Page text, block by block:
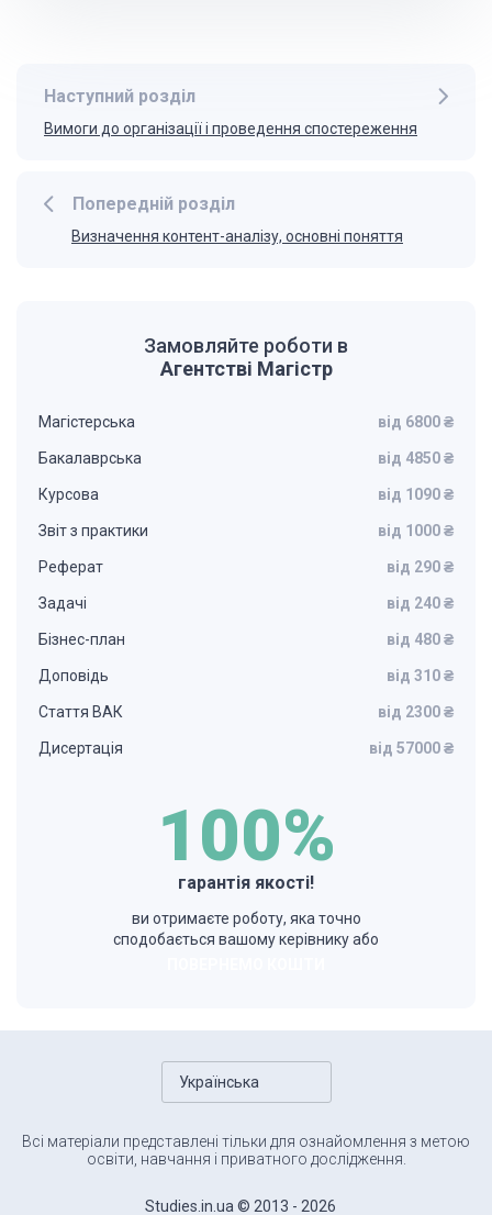
Попередній розділ
Визначення контент-аналізу, основні поняття
Наступний розділ
Вимоги до організації і проведення спостереження
Замовляйте роботи в
Агентстві Магістр
Магістерська від 6800 ₴
Бакалаврська від 4850 ₴
Курсова від 1090 ₴
Звіт з практики від 1000 ₴
Реферат від 290 ₴
Задачі від 240 ₴
Бізнес-план від 480 ₴
Доповідь від 310 ₴
Стаття ВАК від 2300 ₴
Дисертація від 57000 ₴
100%
гарантія якості!
ви отримаєте роботу, яка точно
сподобається вашому керівнику або
Українська
Studies.in.ua © 2013 - 2026
Всі матеріали представлені тільки для ознайомлення з метою
освіти, навчання і приватного дослідження.